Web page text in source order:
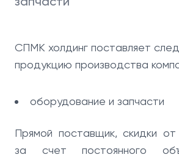
СПМК холдинг поставляет
продукцию производства
оборудование и запчасти
Прямой поставщик, скидки от
за счет постоянного